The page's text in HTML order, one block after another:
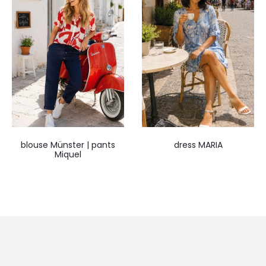
blouse Münster | pants
Miquel
dress MARIA